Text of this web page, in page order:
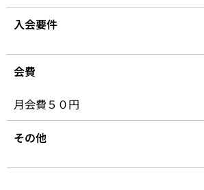
入会要件
会費
月会費５０円
その他